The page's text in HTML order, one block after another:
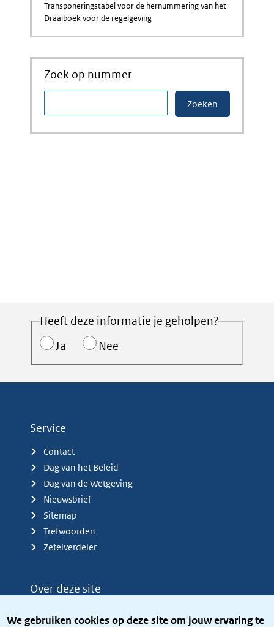
We gebruiken cookies op deze site om jouw ervaring te
Transponeringstabel voor de hernummering van het
Draaiboek voor de regelgeving
Zoek op nummer
Heeft deze informatie je geholpen?
Ja
Nee
Service
Contact
Dag van het Beleid
Dag van de Wetgeving
Nieuwsbrief
Sitemap
Trefwoorden
Zetelverdeler
Over deze site